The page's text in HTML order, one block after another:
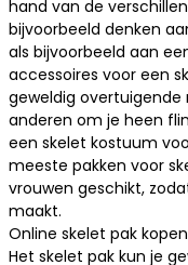
hand van de
bijvoorbeeld denken
als bijvoorbeeld aan
accessoires voor een
geweldig overtuigende
anderen om je heen
een skelet kostuum
meeste pakken voor
vrouwen geschikt,
maakt.
Online skelet pak kopen
Het skelet pak kun je